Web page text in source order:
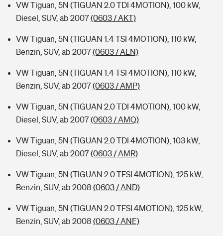
Kinderunfall-Check: Mehr Sicherheit für deine Kids
Typklassen: So ist Ihr Auto eingestuft
Sie haben Fragen?
VW Tiguan, 5N (TIGUAN 2.0 TDI 4MOTION), 100 kW,
Diesel, SUV, ab 2007(0603 / AKT)
VW Tiguan, 5N (TIGUAN 1.4 TSI 4MOTION), 110 kW,
Benzin, SUV, ab 2007(0603 / ALN)
VW Tiguan, 5N (TIGUAN 1.4 TSI 4MOTION), 110 kW,
Benzin, SUV, ab 2007(0603 / AMP)
VW Tiguan, 5N (TIGUAN 2.0 TDI 4MOTION), 100 kW,
Diesel, SUV, ab 2007(0603 / AMQ)
VW Tiguan, 5N (TIGUAN 2.0 TDI 4MOTION), 103 kW,
Diesel, SUV, ab 2007(0603 / AMR)
VW Tiguan, 5N (TIGUAN 2.0 TFSI 4MOTION), 125 kW,
Benzin, SUV, ab 2008 (0603 / AND)
VW Tiguan, 5N (TIGUAN 2.0 TFSI 4MOTION), 125 kW,
Benzin, SUV, ab 2008 (0603 / ANE)